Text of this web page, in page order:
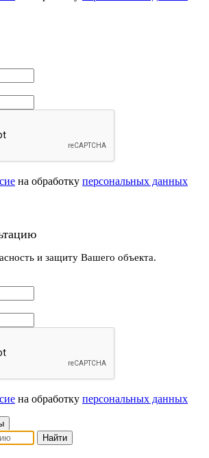
на обработку персональных данных
и защиту Вашего объекта.
на обработку персональных данных
Найти